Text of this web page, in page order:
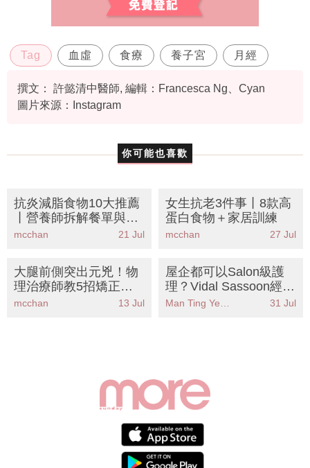
Tag 血虛 食療 養子宮 月經
撰文： 許懿清中醫師, 編輯：Francesca Ng、Cyan
圖片來源：Instagram
你可能也喜歡
抗炎減脂食物10大推薦
丨營養師拆解餐單與禁
忌
mcchan 21 Jul
女生抗老3件事丨8款高
蛋白食物＋家居訓練
mcchan 27 Jul
大腿前側突出元兇！物
理治療師教5招矯正骨
盆前傾 告別假肚腩象腿
mcchan 13 Jul
屋企都可以Salon級護
理？Vidal Sassoon經典
系列全面升級配方KO各
Man Ting Yeung 31 Jul